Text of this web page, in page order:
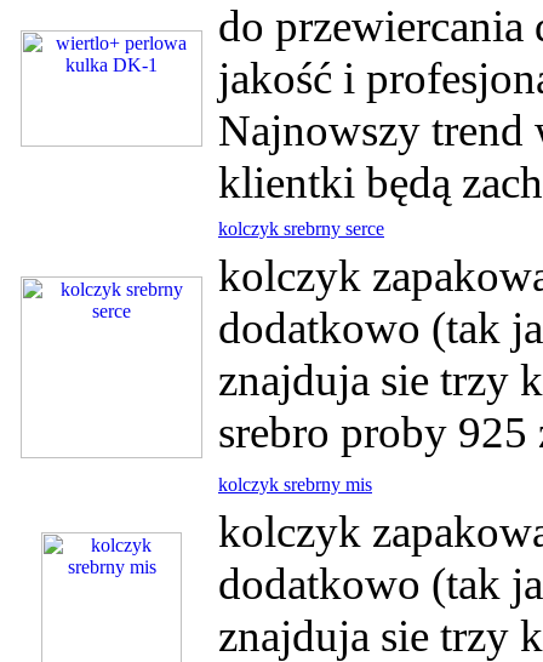
do
jakość i
Najnowszy
klientki będą
kolczyk srebrny serce
kolczyk
dodatkowo (tak
znajduja sie trzy
srebro proby
kolczyk srebrny mis
kolczyk
dodatkowo (tak
znajduja sie trzy